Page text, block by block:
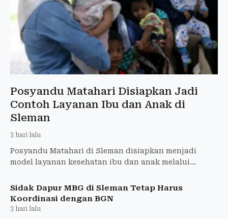
Posyandu Matahari Disiapkan Jadi
Contoh Layanan Ibu dan Anak di
Sleman
3 hari lalu
Posyandu Matahari di Sleman disiapkan menjadi
model layanan kesehatan ibu dan anak melalui
Foundation.
Sidak Dapur MBG di Sleman Tetap Harus
Koordinasi dengan BGN
3 hari lalu